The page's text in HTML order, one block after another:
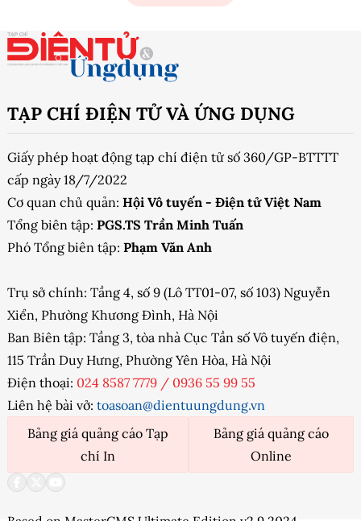
TẠP CHÍ ĐIỆN TỬ VÀ ỨNG DỤNG
Giấy phép hoạt động tạp chí điện tử số 360/GP-BTTTT
cấp ngày 18/7/2022
Cơ quan chủ quản: Hội Vô tuyến - Điện tử Việt Nam
Tổng biên tập: PGS.TS Trần Minh Tuấn
Phó Tổng biên tập: Phạm Văn Anh
Trụ sở chính: Tầng 4, số 9 (Lô TT01-07, số 103) Nguyễn
Xiển, Phường Khương Đình, Hà Nội
Ban Biên tập: Tầng 3, tòa nhà Cục Tần số Vô tuyến điện,
115 Trần Duy Hưng, Phường Yên Hòa, Hà Nội
Điện thoại: 024 8587 7779 / 0936 55 99 55
Liên hệ bài vở: toasoan@dientuungdung.vn
Bảng giá quảng cáo Tạp
chí In
Bảng giá quảng cáo
Online